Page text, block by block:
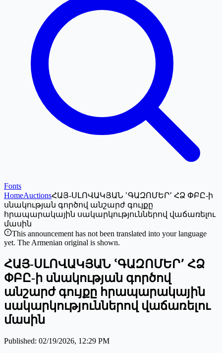
Fonts
HomeAuctionsՀԱՅ-ՍԼՈՎԱԿՅԱՆ ՙԳԱԶՈՄԵՐ՚ ՀՁ ՓԲԸ-ի
սնակության գործով անշարժ գույքը
հրապարակային սակարկություններով վաճառելու
մասին
This announcement has not been translated into your language
yet. The Armenian original is shown.
ՀԱՅ-ՍԼՈՎԱԿՅԱՆ ՙԳԱԶՈՄԵՐ՚ ՀՁ
ՓԲԸ-ի սնակության գործով
անշարժ գույքը հրապարակային
սակարկություններով վաճառելու
մասին
Published: 02/19/2026, 12:29 PM